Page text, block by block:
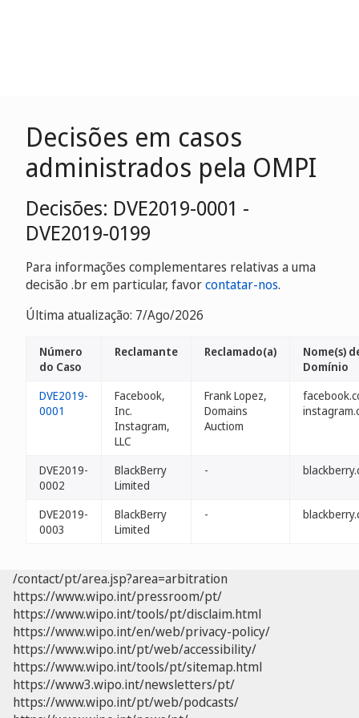
Decisões em casos
administrados pela OMPI
Decisões: DVE2019-0001 -
DVE2019-0199
Para informações complementares relativas a uma
decisão .br em particular, favorcontatar-nos.
Última atualização: 7/Ago/2026
Número
do Caso
Reclamante Reclamado(a)
Nome(s)
Domínio
DVE2019-
0001
Facebook,
Inc.
Instagram,
LLC
Frank Lopez,
Domains
Auctiom
DVE2019-
0002
BlackBerry
Limited
-
DVE2019-
0003
BlackBerry
Limited
-
/contact/pt/area.jsp?area=arbitration
https://www.wipo.int/pressroom/pt/
https://www.wipo.int/tools/pt/disclaim.html
https://www.wipo.int/en/web/privacy-policy/
https://www.wipo.int/pt/web/accessibility/
https://www.wipo.int/tools/pt/sitemap.html
https://www3.wipo.int/newsletters/pt/
https://www.wipo.int/pt/web/podcasts/